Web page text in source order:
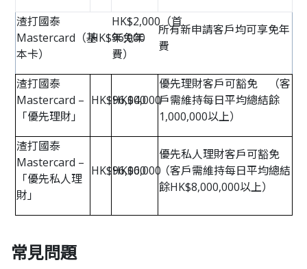
渣打國泰
Mastercard（基
本卡）
HK$96,000
HK$2,000（首
年免年
費）
所有新申請客戶均可享免年
費
渣打國泰
Mastercard –
「優先理財」
HK$96,000
HK$4,000
優先理財客戶可豁免 （客
戶需維持每日平均總結餘
1,000,000以上）
渣打國泰
Mastercard –
「優先私人理
財」
HK$96,000
HK$6,000
優先私人理財客戶可豁免
（客戶需維持每日平均總結
餘HK$8,000,000以上）
常見問題